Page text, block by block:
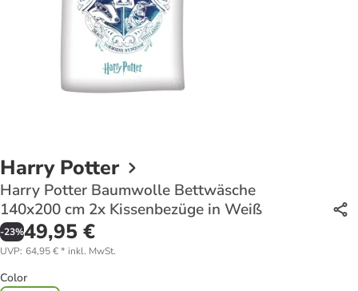
Harry Potter
Harry Potter Baumwolle Bettwäsche
140x200 cm 2x Kissenbezüge in Weiß
-23%49,95 €
UVP: 64,95 €* inkl. MwSt.
Color